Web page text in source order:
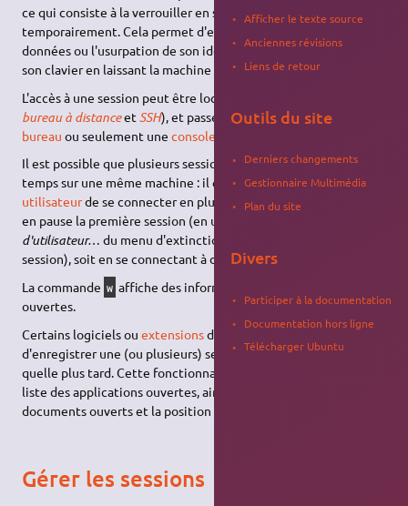
ce qui consiste à la verrouiller en se déconnectant
temporairement. Cela permet d'empêcher l'accès à ses
données ou l'usurpation de son identité lorsqu'on s'absente de
son clavier en laissant la machine tourner.
L'accès à une session peut être local ou distant (voir les pages
bureau à distanceetSSH), et passer par unenvironnement de
bureau ou seulement uneconsole
Il est possible que plusieurs sessions soient actives en même
temps sur une même machine : il est possible pour un second
utilisateurde se connecter en plus du premier, soit en mettant
en pause la première session (en utilisant l'entrée
d'utilisateur… du menu d'extinction, cela ne fermera pas la
session), soit en se connectant à distance à la même machine.
La commande w affiche des informations sur les sessions
ouvertes.
Certains logiciels ouextensionsde
d'enregistrer une (ou plusieurs) session pour la retrouver telle
quelle plus tard. Cette fonctionnalité propose de mémoriser la
liste des applications ouvertes, ainsi qu'éventuellement les
documents ouverts et la position des fenêtres.
Gérer les sessions
Afficher le texte source
Anciennes révisions
Liens de retour
Outils du site
Derniers changements
Gestionnaire Multimédia
Plan du site
Divers
Participer à la documentation
Documentation hors ligne
Télécharger Ubuntu